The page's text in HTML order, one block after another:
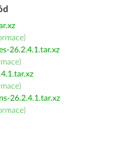
)
26.2.4.1.tar.xz
)
)
26.2.4.1.tar.xz
)